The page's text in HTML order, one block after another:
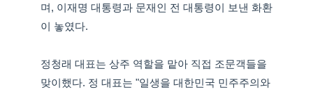
며, 이재명 대통령과 문재인 전 대통령이 보낸 화환
이 놓였다.
정청래 대표는 상주 역할을 맡아 직접 조문객들을
맞이했다. 정 대표는 "일생을 대한민국 민주주의와